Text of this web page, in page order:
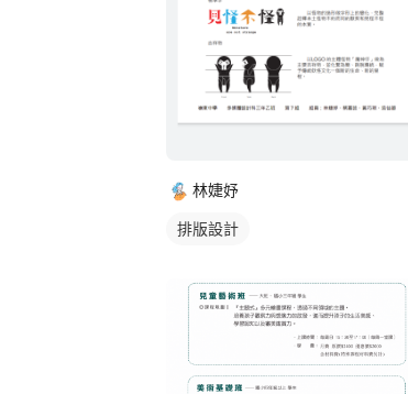
林婕妤
排版設計